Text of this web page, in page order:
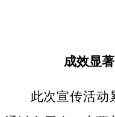
成效显著
此次宣传活动